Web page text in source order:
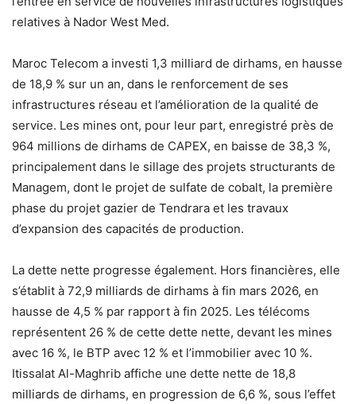
relatives à Nador West Med.
Maroc Telecom a investi 1,3 milliard de dirhams, en hausse
de 18,9 % sur un an, dans le renforcement de ses
infrastructures réseau et l’amélioration de la qualité de
service. Les mines ont, pour leur part, enregistré près de
964 millions de dirhams de CAPEX, en baisse de 38,3 %,
principalement dans le sillage des projets structurants de
Managem, dont le projet de sulfate de cobalt, la première
phase du projet gazier de Tendrara et les travaux
d’expansion des capacités de production.
La dette nette progresse également. Hors financières, elle
s’établit à 72,9 milliards de dirhams à fin mars 2026, en
hausse de 4,5 % par rapport à fin 2025. Les télécoms
représentent 26 % de cette dette nette, devant les mines
avec 16 %, le BTP avec 12 % et l’immobilier avec 10 %.
Itissalat Al-Maghrib affiche une dette nette de 18,8
milliards de dirhams, en progression de 6,6 %, sous l’effet